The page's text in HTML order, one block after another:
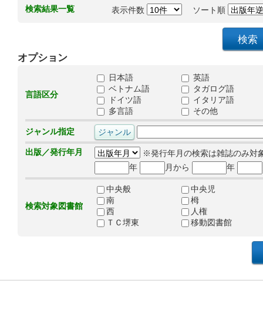
検索結果一覧 表示件数 ソート順
オプション
言語区分
日本語
英語
ベトナム語
タガログ語
ドイツ語
イタリア語
多言語
その他
ジャンル指定
出版／発行年月
※発行年月の検索は雑誌のみ対
年
月から 年
検索対象図書館
中央般
中央児
南
栂
西
人権
ＴＣ堺東
移動図書館